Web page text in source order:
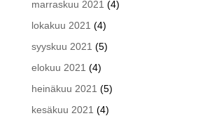
marraskuu 2021 (4)
lokakuu 2021 (4)
syyskuu 2021 (5)
elokuu 2021 (4)
heinäkuu 2021 (5)
kesäkuu 2021 (4)